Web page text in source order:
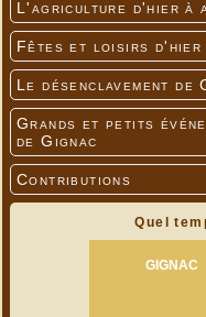
L'agriculture d'hier à
Fêtes et loisirs d'hier
Le désenclavement de
Grands et petits
de Gignac
Contributions
Quel